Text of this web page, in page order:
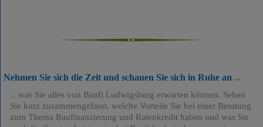
Nehmen Sie sich die Zeit und schauen Sie sich in Ruhe an
was Sie alles von Baufi Ludwigsburg erwarten können. Sehen
Sie kurz zusammengefasst, welche Vorteile Sie bei einer Beratung
zum Thema Baufinanzierung und Ratenkredit haben und was Sie